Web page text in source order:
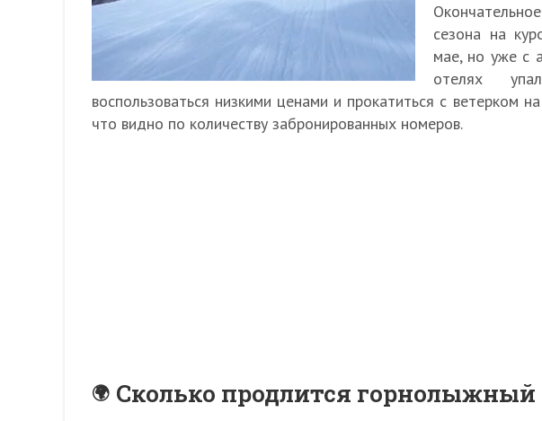
сезона на
мае, но уже с
отелях
воспользоваться низкими ценами и прокатиться с ветерком
что видно по количеству забронированных номеров.
Сколько продлится горнолыжный